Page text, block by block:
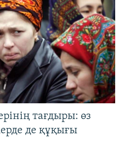
тағдыры: өз
де құқығы